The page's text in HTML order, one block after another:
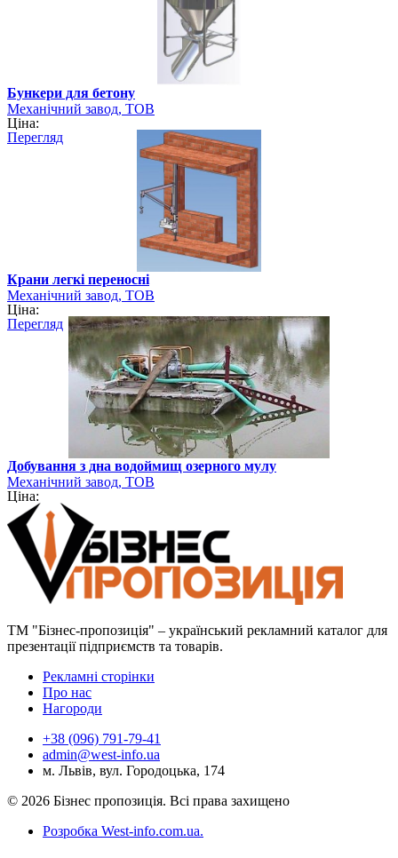
Бункери для бетону
Механічний завод, ТОВ
Ціна:
Перегляд
Крани легкі переносні
Механічний завод, ТОВ
Ціна:
Перегляд
Добування з дна водоймищ озерного мулу
Механічний завод, ТОВ
Ціна:
ТМ "Бізнес-пропозиція" – український рекламний каталог для
презентації підприємств та товарів.
Рекламні сторінки
Про нас
Нагороди
+38 (096) 791-79-41
admin@west-info.ua
м. Львів, вул. Городоцька, 174
© 2026 Бізнес пропозиція. Всі права захищено
Розробка West-info.com.ua.